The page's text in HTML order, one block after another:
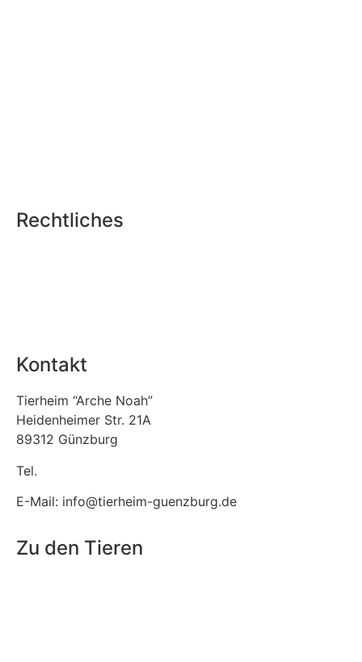
Rechtliches
Kontakt
Tierheim “Arche Noah”
Heidenheimer Str. 21A
89312 Günzburg
Tel.
E-Mail: info@tierheim-guenzburg.de
Zu den Tieren